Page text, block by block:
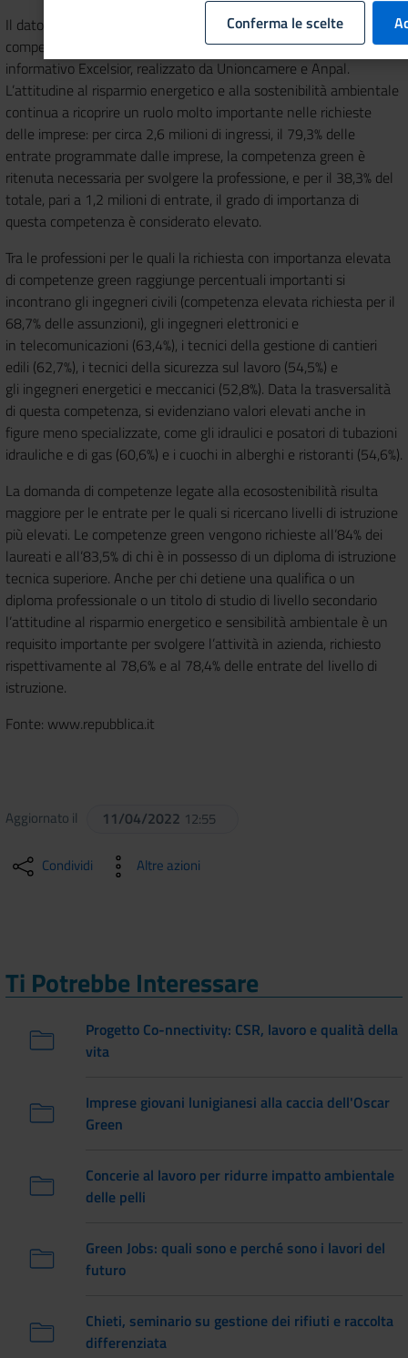
Il dato è contenuto nell’ultima edizione del volume “Le
competenze green” della collana di pubblicazioni del Sistema
informativo Excelsior, realizzato da Unioncamere e Anpal.
L’attitudine al risparmio energetico e alla sostenibilità ambientale
continua a ricoprire un ruolo molto importante nelle richieste
delle imprese: per circa 2,6 milioni di ingressi, il 79,3% delle
entrate programmate dalle imprese, la competenza green è
ritenuta necessaria per svolgere la professione, e per il 38,3% del
totale, pari a 1,2 milioni di entrate, il grado di importanza di
questa competenza è considerato elevato.
Tra le professioni per le quali la richiesta con importanza elevata
di competenze green raggiunge percentuali importanti si
incontrano gli ingegneri civili (competenza elevata richiesta per il
68,7% delle assunzioni), gli ingegneri elettronici e
in telecomunicazioni (63,4%), i tecnici della gestione di cantieri
edili (62,7%), i tecnici della sicurezza sul lavoro (54,5%) e
gli ingegneri energetici e meccanici (52,8%). Data la trasversalità
di questa competenza, si evidenziano valori elevati anche in
figure meno specializzate, come gli idraulici e posatori di tubazioni
idrauliche e di gas (60,6%) e i cuochi in alberghi e ristoranti (54,6%).
La domanda di competenze legate alla ecosostenibilità risulta
maggiore per le entrate per le quali si ricercano livelli di istruzione
più elevati. Le competenze green vengono richieste all’84% dei
laureati e all’83,5% di chi è in possesso di un diploma di istruzione
tecnica superiore. Anche per chi detiene una qualifica o un
diploma professionale o un titolo di studio di livello secondario
l’attitudine al risparmio energetico e sensibilità ambientale è un
requisito importante per svolgere l’attività in azienda, richiesto
rispettivamente al 78,6% e al 78,4% delle entrate del livello di
istruzione.
Fonte: www.repubblica.it
Aggiornato il 11/04/2022 12:55
Condividi Altre azioni
Ti Potrebbe Interessare
Progetto Co-nnectivity: CSR, lavoro e qualità della
vita
Imprese giovani lunigianesi alla caccia dell'Oscar
Green
Concerie al lavoro per ridurre impatto ambientale
delle pelli
Green Jobs: quali sono e perché sono i lavori del
futuro
Chieti, seminario su gestione dei rifiuti e raccolta
differenziata
Conferma le scelte